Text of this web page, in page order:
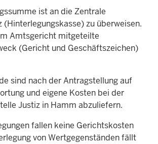
istan die Zentrale
(Hinterlegungskasse) zu überweisen.
Amtsgericht mitgeteilte
(Gericht und Geschäftszeichen)
sind nach der Antragstellung auf
und eigene Kosten bei der
Justiz in Hamm abzuliefern.
fallen keine Gerichtskosten
von Wertgegenständen fällt